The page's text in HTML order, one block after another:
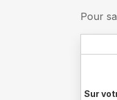
Pour
Sur